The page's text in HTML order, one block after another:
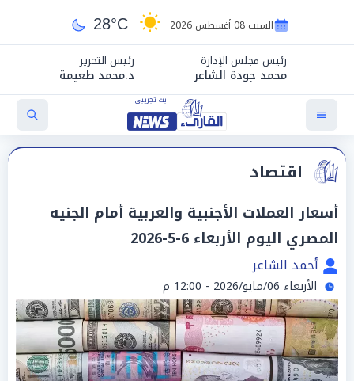
السبت 08 أغسطس 2026 28°C
رئيس مجلس الإدارة
محمد جودة الشاعر
رئيس التحرير
د.محمد طعيمة
اقتصاد
أسعار العملات الأجنبية والعربية أمام الجنيه
المصري اليوم الأربعاء 6-5-2026
أحمد الشاعر
الأربعاء 06/مايو/2026 - 12:00 م